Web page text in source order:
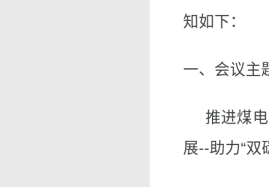
知如下：
一、会议主
推进煤电
展--助力“双